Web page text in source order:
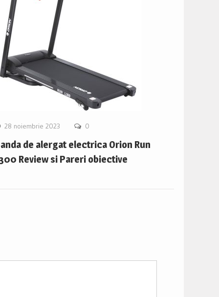
28 noiembrie 2023 0
de alergat electrica Orion Run
Review si Pareri obiective